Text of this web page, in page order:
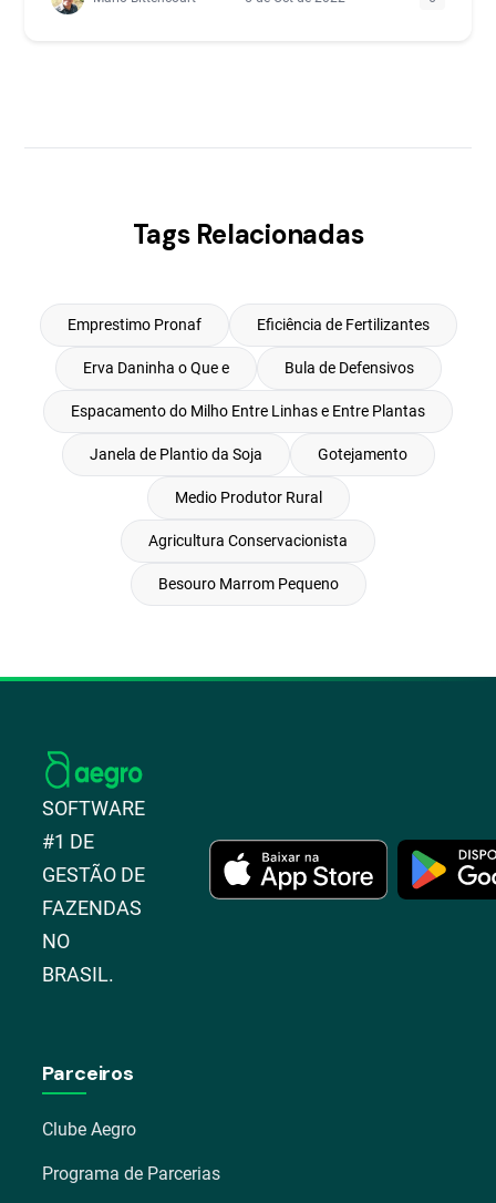
Tags Relacionadas
Emprestimo Pronaf Eficiência de Fertilizantes
Erva Daninha o Que e Bula de Defensivos
Espacamento do Milho Entre Linhas e Entre Plantas
Janela de Plantio da Soja Gotejamento
Medio Produtor Rural
Agricultura Conservacionista
Besouro Marrom Pequeno
SOFTWARE
#1 DE
GESTÃO DE
FAZENDAS
NO
BRASIL.
Parceiros
Clube Aegro
Programa de Parcerias